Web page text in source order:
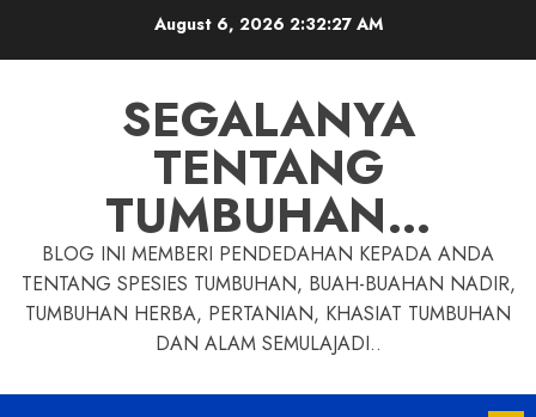
August 6, 2026 2:32:28 AM
SEGALANYA
TENTANG
TUMBUHAN…
BLOG INI MEMBERI PENDEDAHAN KEPADA ANDA
TENTANG SPESIES TUMBUHAN, BUAH-BUAHAN NADIR,
TUMBUHAN HERBA, PERTANIAN, KHASIAT TUMBUHAN
DAN ALAM SEMULAJADI..